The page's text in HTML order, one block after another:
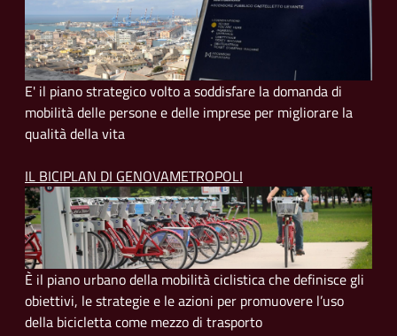
E' il piano strategico volto a soddisfare la domanda di
mobilità delle persone e delle imprese per migliorare la
qualità della vita
IL BICIPLAN DI GENOVAMETROPOLI
È il piano urbano della mobilità ciclistica che definisce gli
obiettivi, le strategie e le azioni per promuovere l’uso
della bicicletta come mezzo di trasporto